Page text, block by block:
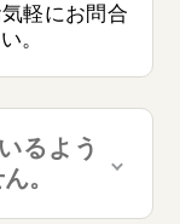
軽にお問合
。
るよう
。